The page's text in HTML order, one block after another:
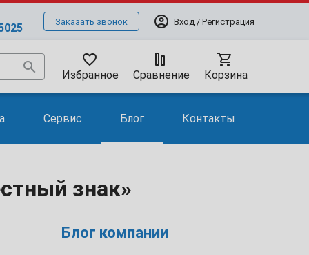
Заказать звонок account_circle Вход / Регистрация
search favorite_border
Избранное Сравнение
shopping_cart
Корзина
Сервис Блог Контакты
знак»
Блог компании